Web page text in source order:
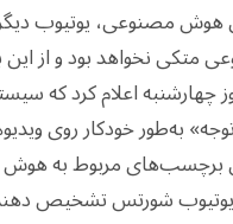
هوش مصنوعی، یوتیوب
متکی نخواهد بود و از
اعلام کرد که
به‌طور خودکار روی
مربوط به هوش
یوتیوب شورتس تشخیص